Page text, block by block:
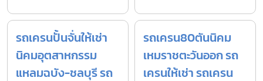
รถเครนปั้นจั่นให้เช่า
นิคมอุตสาหกรรม
แหลมฉบัง-ชลบุรี รถ
รถเครน80ตันนิคม
เหมราชตะวันออก รถ
เครนให้เช่า รถเครน